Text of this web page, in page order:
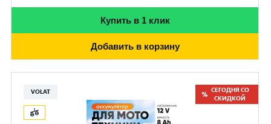
Купить в 1 клик
Добавить в корзину
VOLAT
СЕГОДНЯ СО
СКИДКОЙ